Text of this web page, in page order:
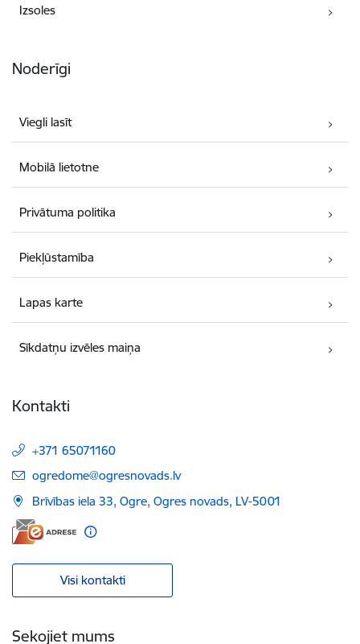
Izsoles
Noderīgi
Viegli lasīt
Mobilā lietotne
Privātuma politika
Piekļūstamība
Lapas karte
Sīkdatņu izvēles maiņa
Kontakti
+371 65071160
E-pasts:
ogredome@ogresnovads.lv
Brīvības iela 33, Ogre, Ogres novads, LV-5001
Visi kontakti
Sekojiet mums